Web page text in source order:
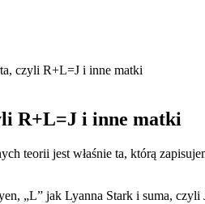
czyli R+L=J i inne matki
R+L=J i inne matki
teorii jest właśnie ta, którą
„L” jak Lyanna Stark i suma,